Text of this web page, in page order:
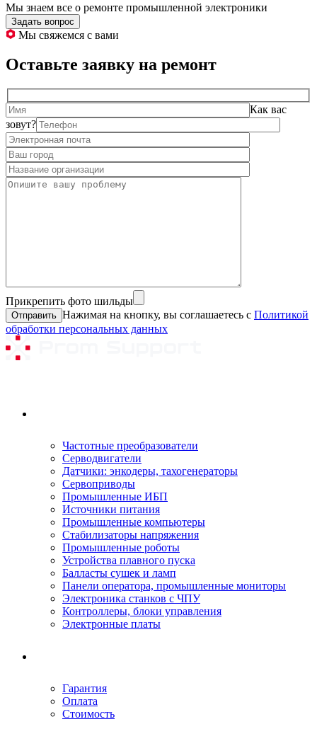
Мы знаем все о ремонте промышленной электроники
Задать вопрос
Мы свяжемся с вами
Оставьте заявку на ремонт
Как вас
зовут?
Прикрепить фото шильды
Нажимая на кнопку, вы соглашаетесь с Политикой
обработки персональных данных
Частотные преобразователи
Серводвигатели
Датчики: энкодеры, тахогенераторы
Сервоприводы
Промышленные ИБП
Источники питания
Промышленные компьютеры
Стабилизаторы напряжения
Промышленные роботы
Устройства плавного пуска
Балласты сушек и ламп
Панели оператора, промышленные мониторы
Электроника станков с ЧПУ
Контроллеры, блоки управления
Электронные платы
Гарантия
Оплата
Стоимость